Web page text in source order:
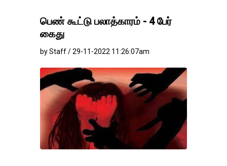
பெண் கூட்டு பலாத்காரம் - 4 பேர்
கைது
by Staff / 29-11-2022 11:26:07am